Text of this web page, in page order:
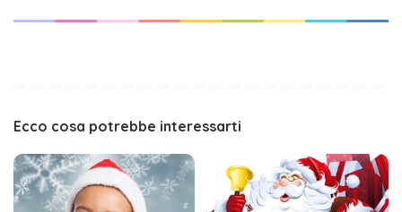
Ecco cosa potrebbe interessarti